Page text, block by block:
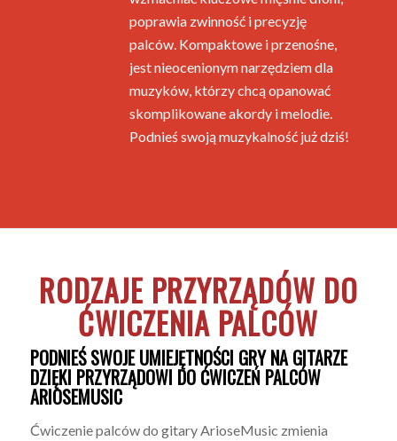
poprawia zwinność i precyzję
palców. Kompaktowe i przenośne,
jest nieocenionym narzędziem dla
muzyków, którzy chcą opanować
skomplikowane akordy i melodie.
Podnieś swoją muzykalność już dziś!
RODZAJE PRZYRZĄDÓW DO
ĆWICZENIA PALCÓW
PODNIEŚ SWOJE UMIEJĘTNOŚCI GRY NA GITARZE
DZIĘKI PRZYRZĄDOWI DO ĆWICZEŃ PALCÓW
ARIOSEMUSIC
Ćwiczenie palców do gitary ArioseMusic zmienia